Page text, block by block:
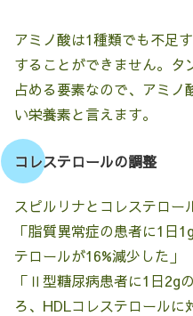
アミノ酸は1種類でも不足
することができません。タ
占める要素なので、アミノ
い栄養素と言えます。
コレステロールの調整
スピルリナとコレステロー
「脂質異常症の患者に1日
テロールが16%減少した」
「Ⅱ型糖尿病患者に1日2g
ろ、HDLコレステロール